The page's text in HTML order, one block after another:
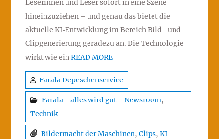
Leserinnen und Leser sofort in eine Szene
hineinzuziehen – und genau das bietet die
aktuelle KI‑Entwicklung im Bereich Bild- und
Clipgenerierung geradezu an. Die Technologie
wirkt wie einREAD MORE
Farala Depeschenservice
Farala - alles wird gut - Newsroom,
Technik
Bildermacht der Maschinen, Clips, KI